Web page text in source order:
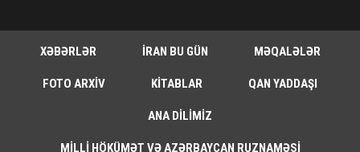
XƏBƏRLƏR İRAN BU GÜN MƏQALƏLƏR
FOTO ARXIV KITABLAR QAN YADDAŞI
ANA DILIMIZ
MILLI HÖKÜMƏT VƏ AZƏRBAYCAN RUZNAMƏSI